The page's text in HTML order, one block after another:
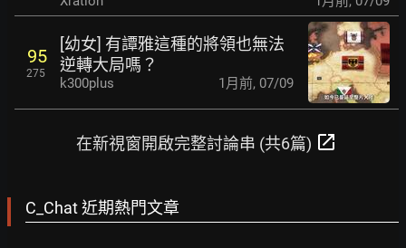
95
275
[幼女] 有譚雅這種的將領也無法
逆轉大局嗎？
k300plus 1月前, 07/09
在新視窗開啟完整討論串 (共6篇) open_in_new
C_Chat 近期熱門文章